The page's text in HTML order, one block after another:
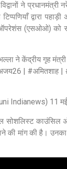
ने
द्वारा
(एसओओ) को
ने केंद्रीय गृह
#अमितशाह
Indianews) 11
सोशलिस्ट
की मांग की है।